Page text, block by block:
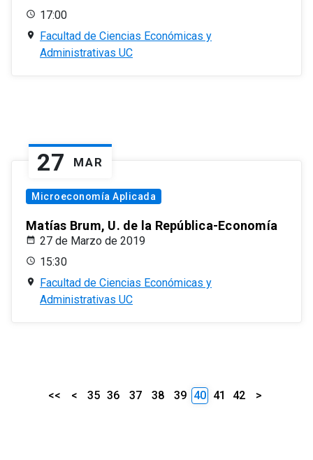
17:00
Facultad de Ciencias Económicas y
Administrativas UC
27 MAR
Microeconomía Aplicada
Matías Brum, U. de la República-Economía
27 de Marzo de 2019
15:30
Facultad de Ciencias Económicas y
Administrativas UC
<< < 35 36 37 38 39 40 41 42 >